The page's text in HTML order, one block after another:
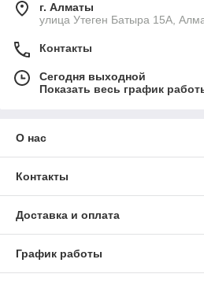
г. Алматы
улица Утеген Батыра 15А,
Контакты
Сегодня выходной
Показать весь график
О нас
Контакты
Доставка и оплата
График работы